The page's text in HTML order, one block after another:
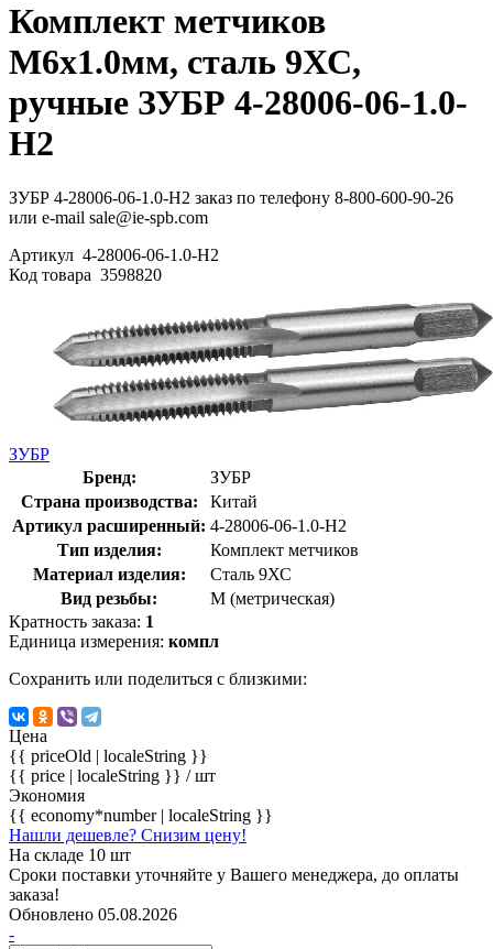
Комплект метчиков
М6x1.0мм, сталь 9ХС,
ручные ЗУБР 4-28006-06-1.0-
H2
ЗУБР 4-28006-06-1.0-H2 заказ по телефону 8-800-600-90-26
или e-mail sale@ie-spb.com
Артикул 4-28006-06-1.0-H2
Код товара 3598820
ЗУБР
Бренд:
ЗУБР
Страна производства:
Китай
Артикул расширенный: 4-28006-06-1.0-H2
Тип изделия:
Комплект метчиков
Материал изделия:
Сталь 9ХС
Вид резьбы:
M (метрическая)
Кратность заказа: 1
Единица измерения: компл
Сохранить или поделиться с близкими:
Цена
{{ priceOld | localeString }}
{{ price | localeString }} / шт
Экономия
{{ economy*number | localeString }}
Нашли дешевле? Снизим цену!
На складе 10 шт
Сроки поставки уточняйте у Вашего менеджера, до оплаты
заказа!
Обновлено 05.08.2026
-